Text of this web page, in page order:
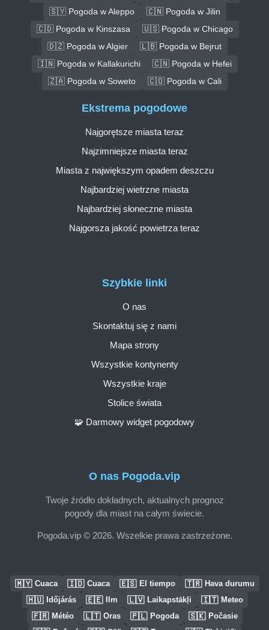
🇸🇾 Pogoda w Aleppo
🇨🇳 Pogoda w Jilin
🇨🇩 Pogoda w Kinszasa
🇺🇸 Pogoda w Chicago
🇩🇿 Pogoda w Algier
🇱🇧 Pogoda w Bejrut
🇮🇳 Pogoda w Kallakurichi
🇨🇳 Pogoda w Hefei
🇿🇦 Pogoda w Soweto
🇨🇴 Pogoda w Cali
O nas Pogoda.vip
Twoje źródło dokładnych, aktualnych prognoz
pogody dla miast na całym świecie.
Pogoda.vip © 2026. Wszelkie prawa zastrzeżone.
Szybkie linki
O nas
Skontaktuj się z nami
Mapa strony
Wszystkie kontynenty
Wszystkie kraje
Stolice świata
🧩 Darmowy widget pogodowy
Ekstrema pogodowe
Najgorętsze miasta teraz
Najzimniejsze miasta teraz
Miasta z największym opadem deszczu
Najbardziej wietrzne miasta
Najbardziej słoneczne miasta
Najgorsza jakość powietrza teraz
🇲🇾 Cuaca 🇮🇩 Cuaca 🇪🇸 El tiempo 🇹🇷 Hava durumu
🇭🇺 Időjárás 🇪🇪 Ilm 🇱🇻 Laikapstākļi 🇮🇹 Meteo
🇫🇷 Météo 🇱🇹 Oras 🇵🇱 Pogoda 🇸🇰 Počasie